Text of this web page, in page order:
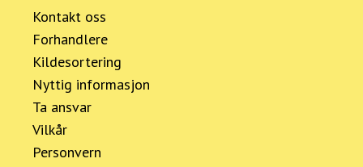
Kontakt oss
Forhandlere
Kildesortering
Nyttig informasjon
Ta ansvar
Vilkår
Personvern